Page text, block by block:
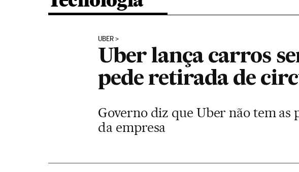
UBER
Uber lança carros
pede retirada de
Governo diz que Uber não tem as
da empresa